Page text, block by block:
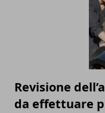
Revisione
da effettuare